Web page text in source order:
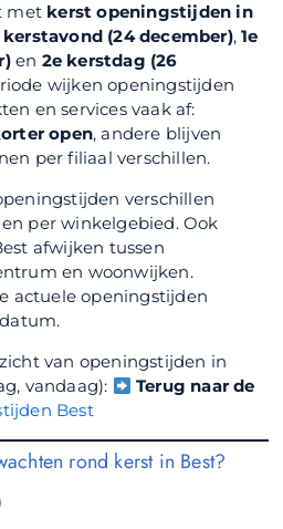
met kerst openingstijden in
kerstavond (24 december),1e
en 2e kerstdag (26
wijken openingstijden
en services vaak af:
open, andere blijven
per filiaal verschillen.
verschillen
per winkelgebied. Ook
afwijken tussen
en woonwijken.
actuele openingstijden
van openingstijden in
vandaag):
Terug naar de
Best
rond kerst in Best?